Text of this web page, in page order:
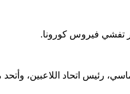
تفشي فيروس كورونا.
رئيس اتحاد اللاعبين،